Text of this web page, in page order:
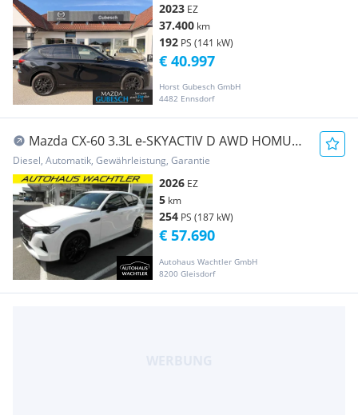
2023 EZ
37.400 km
192 PS (141 kW)
Horst Gubesch GmbH
4482 Ennsdorf
€ 40.997
Mazda CX-60 3.3L e-SKYACTIV D AWD HOMURA
COSO Aut.
Diesel, Automatik, Gewährleistung, Garantie
2026 EZ
5 km
254 PS (187 kW)
Autohaus Wachtler GmbH
8200 Gleisdorf
€ 57.690